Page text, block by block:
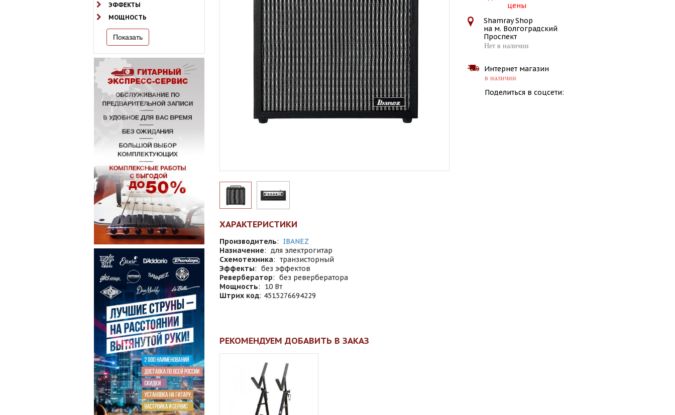
ЭФФЕКТЫ
МОЩНОСТЬ
цены
Shamray Shop
на м. Волгоградский
Проспект
Нет в наличии
Интернет магазин
в наличии
Поделиться в соцсети:
ХАРАКТЕРИСТИКИ
Производитель: IBANEZ
Назначение: для электрогитар
Схемотехника: транзисторный
Эффекты: без эффектов
Ревербератор: без ревербератора
Мощность:
10 Вт
Штрих код: 4515276694229
РЕКОМЕНДУЕМ ДОБАВИТЬ В ЗАКАЗ